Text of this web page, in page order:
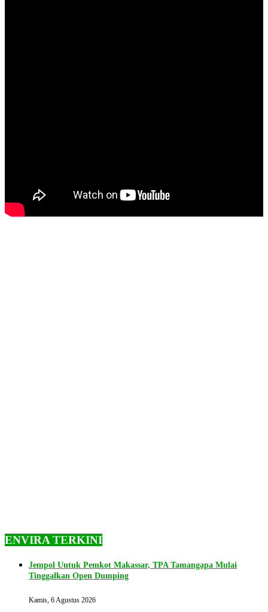
ENVIRA TERKINI
Jempol Untuk Pemkot Makassar, TPA Tamangapa Mulai
Tinggalkan Open Dumping
Kamis, 6 Agustus 2026